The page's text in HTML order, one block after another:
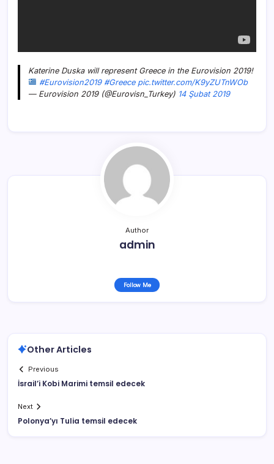
Katerine Duska will represent Greece in the Eurovision 2019!
#Eurovision2019 #Greece pic.twitter.com/K9yZUTnWOb
— Eurovision 2019 (@Eurovisn_Turkey) 14 Şubat 2019
Author
admin
Follow Me
Other Articles
Previous
İsrail’i Kobi Marimi temsil edecek
Next
Polonya’yı Tulia temsil edecek